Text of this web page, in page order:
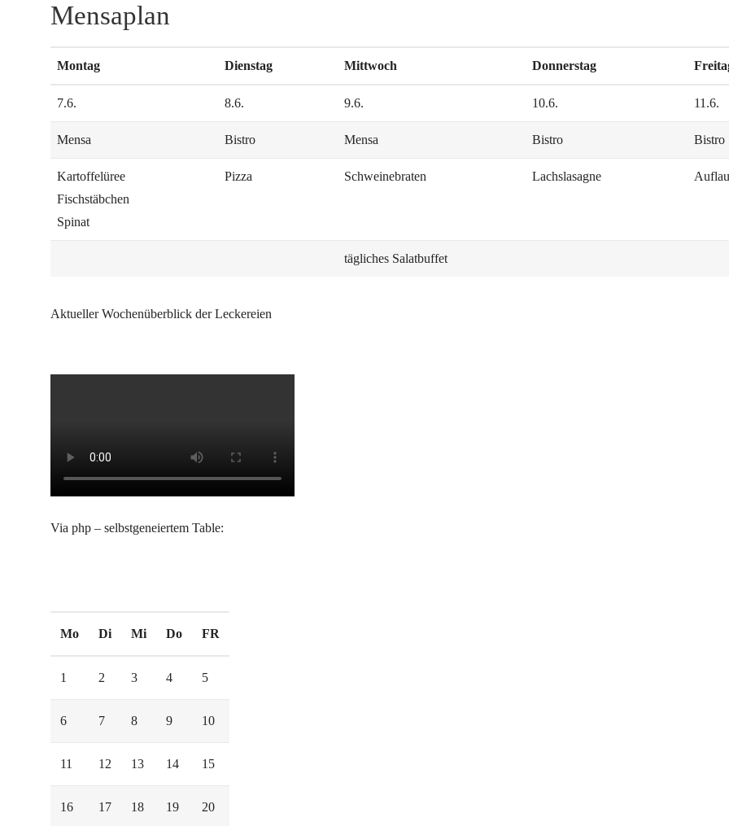
Mensaplan
Montag Dienstag Mittwoch Donnerstag
7.6. 8.6. 9.6. 10.6. 11.6.
Mensa Bistro Mensa Bistro Bistro
Kartoffelüree
Fischstäbchen
Spinat
Pizza Schweinebraten Lachslasagne
tägliches Salatbuffet
Aktueller Wochenüberblick der Leckereien
Via php – selbstgeneiertem Table:
Mo Di Mi Do FR
1 2 3 4 5
6 7 8 9 10
11 12 13 14 15
16 17 18 19 20